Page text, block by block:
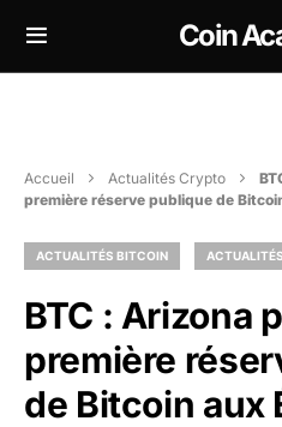
Coin
Accueil Actualités Crypto
première réserve publique de
ACTUALITÉS BITCOIN
BTC : Arizona
première
de Bitcoin aux